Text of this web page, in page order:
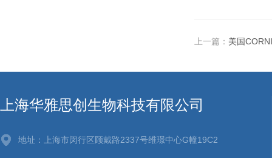
上一篇： 美国
上海华雅思创生物科技有限公司
地址：上海市闵行区顾戴路2337号维璟中心G幢19C2